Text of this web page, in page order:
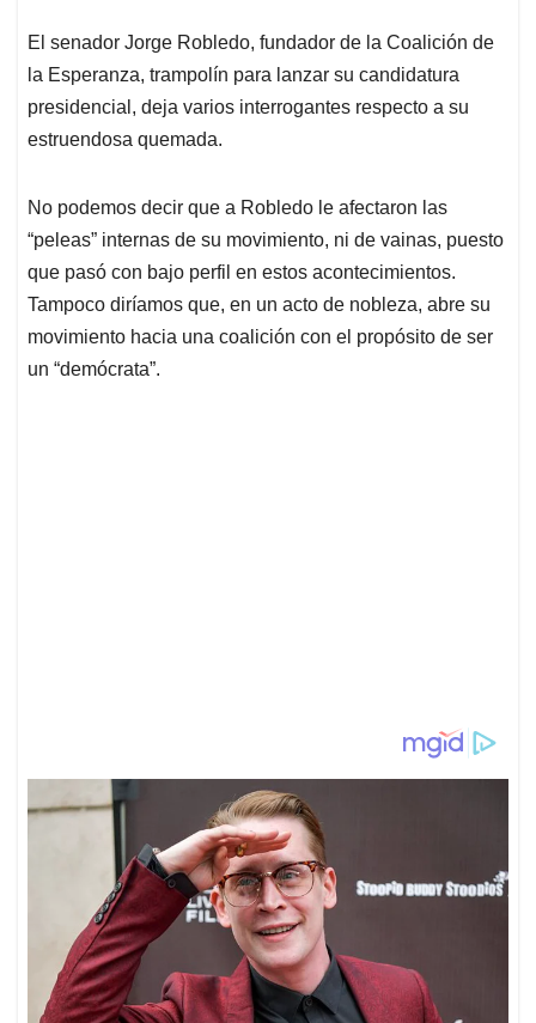
p
p
o
k
I
n
s
El senador Jorge Robledo, fundador de la Coalición de
la Esperanza, trampolín para lanzar su candidatura
presidencial, deja varios interrogantes respecto a su
estruendosa quemada.
No podemos decir que a Robledo le afectaron las
“peleas” internas de su movimiento, ni de vainas, puesto
que pasó con bajo perfil en estos acontecimientos.
Tampoco diríamos que, en un acto de nobleza, abre su
movimiento hacia una coalición con el propósito de ser
un “demócrata”.